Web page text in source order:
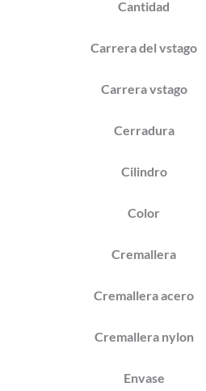
Cantidad
Carrera del vstago
Carrera vstago
Cerradura
Cilindro
Color
Cremallera
Cremallera acero
Cremallera nylon
Envase